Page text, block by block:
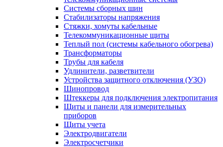
Системы сборных шин
Стабилизаторы напряжения
Стяжки, хомуты кабельные
Телекоммуникационные щиты
Теплый пол (системы кабельного обогрева)
Трансформаторы
Трубы для кабеля
Удлинители, разветвители
Устройства защитного отключения (УЗО)
Шинопровод
Штеккеры для подключения электропитания
Щиты и панели для измерительных
приборов
Щиты учета
Электродвигатели
Электросчетчики